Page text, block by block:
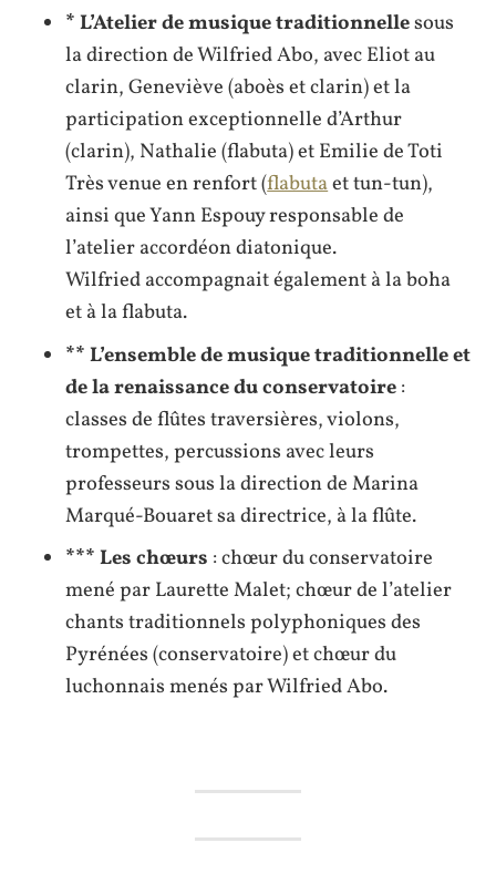
* L’Atelier de musique traditionnellesous
la direction de Wilfried Abo, avec Eliot au
clarin, Geneviève (aboès et clarin) et la
participation exceptionnelle d’Arthur
(clarin), Nathalie (flabuta) et Emilie de Toti
Très venue en renfort (flabutaet tun-tun),
ainsi que Yann Espouy responsable de
l’atelier accordéon diatonique.
Wilfried accompagnait également à la boha
et à la flabuta.
** L’ensemble de musique traditionnelle et
de la renaissance du conservatoire:
classes de flûtes traversières, violons,
trompettes, percussions avec leurs
professeurs sous la direction de Marina
Marqué-Bouaret sa directrice, à la flûte.
*** Les chœurs : chœur du conservatoire
mené par Laurette Malet; chœur de l’atelier
chants traditionnels polyphoniques des
Pyrénées (conservatoire) et chœur du
luchonnais menés par Wilfried Abo.